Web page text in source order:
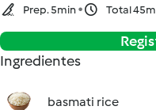
Prep. 5min Total
Ingredientes
basmati rice